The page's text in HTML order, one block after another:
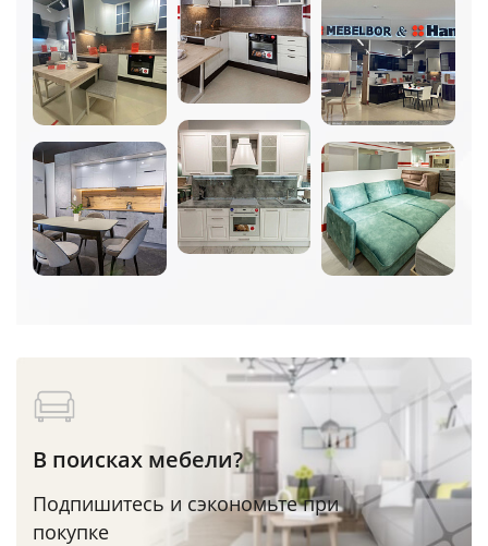
В поисках мебели?
Подпишитесь и сэкономьте при
покупке